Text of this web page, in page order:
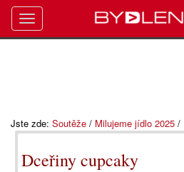
Jste zde: Soutěže / Milujeme jídlo 2025 /
Dceřiny cupcaky
Toggle
navigation